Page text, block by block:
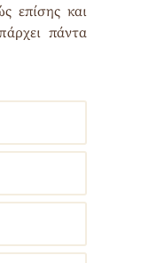
επίσης και
πάντα